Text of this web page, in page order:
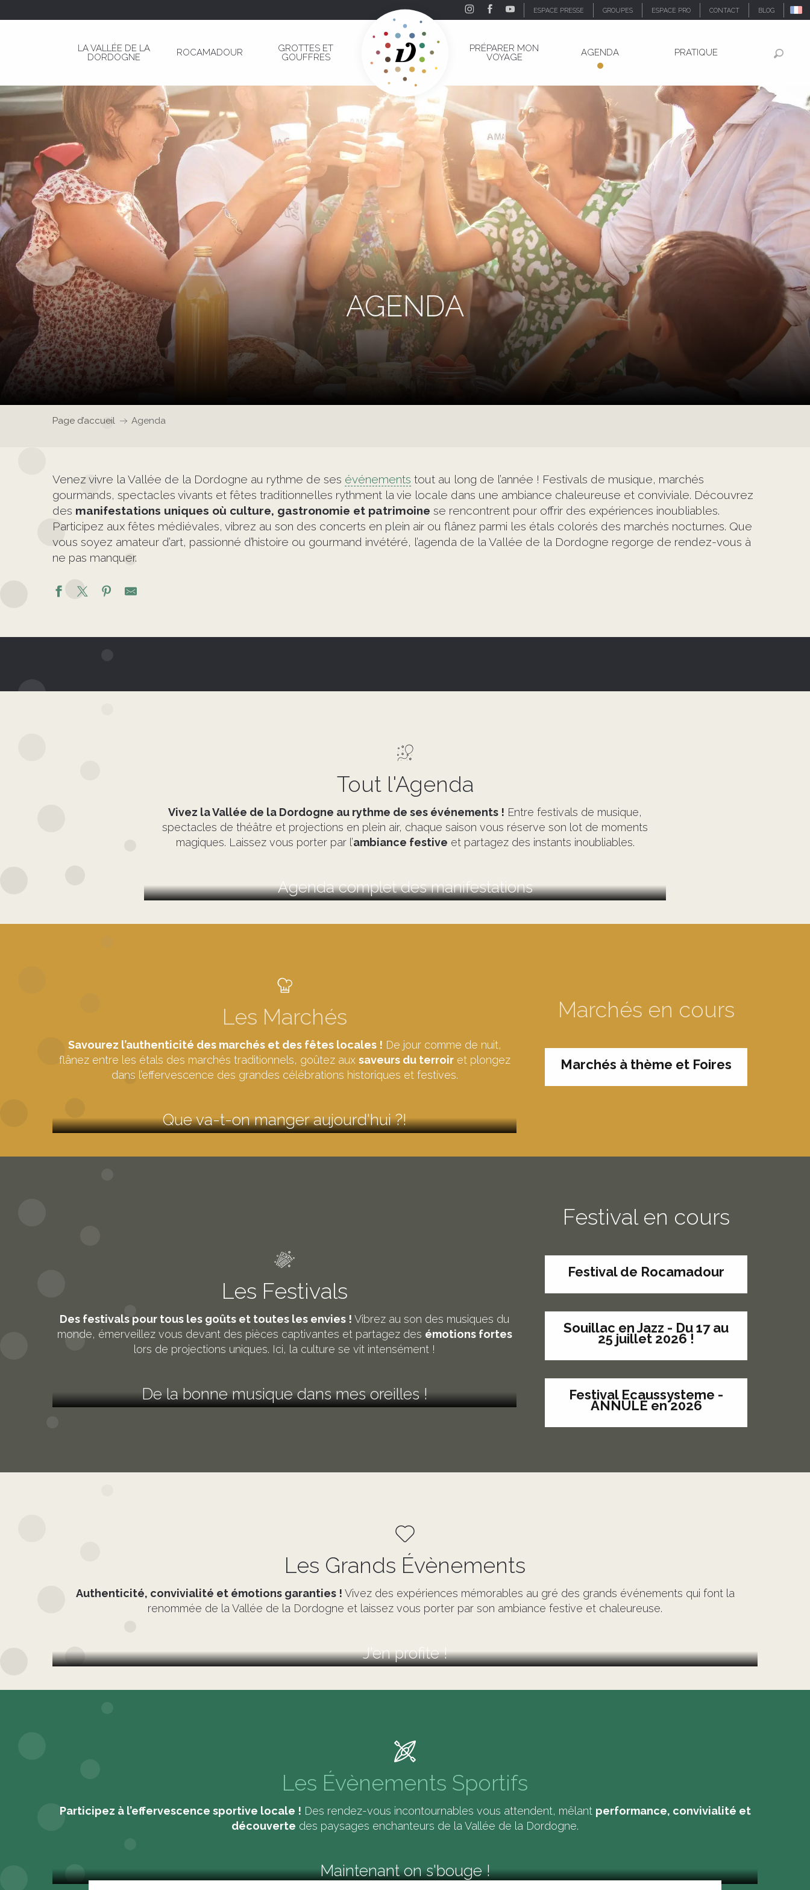
ESPACE PRESSE GROUPES ESPACE PRO CONTACT BLOG
LA VALLÉE DE LA
DORDOGNE
ROCAMADOUR
GROTTES ET
GOUFFRES
PRÉPARER MON
VOYAGE
AGENDA PRATIQUE
AGENDA
Page d’accueil Agenda
Venez vivre la Vallée de la Dordogne au rythme de ses événements tout au long de l’année ! Festivals de musique, marchés
gourmands, spectacles vivants et fêtes traditionnelles rythment la vie locale dans une ambiance chaleureuse et conviviale. Découvrez
des manifestations uniques où culture, gastronomie et patrimoine se rencontrent pour offrir des expériences inoubliables.
Participez aux fêtes médiévales, vibrez au son des concerts en plein air ou flânez parmi les étals colorés des marchés nocturnes. Que
vous soyez amateur d’art, passionné d’histoire ou gourmand invétéré, l’agenda de la Vallée de la Dordogne regorge de rendez-vous à
ne pas manquer.
Tout l'Agenda
Vivez la Vallée de la Dordogne au rythme de ses événements ! Entre festivals de musique,
spectacles de théâtre et projections en plein air, chaque saison vous réserve son lot de moments
magiques. Laissez vous porter par l’ambiance festive et partagez des instants inoubliables.
Agenda complet des manifestations
Les Marchés
Savourez l’authenticité des marchés et des fêtes locales ! De jour comme de nuit,
flânez entre les étals des marchés traditionnels, goûtez aux saveurs du terroiret plongez
dans l’effervescence des grandes célébrations historiques et festives.
Que va-t-on manger aujourd'hui ?!
Marchés en cours
Marchés à thème et Foires
Les Festivals
Des festivals pour tous les goûts et toutes les envies ! Vibrez au son des musiques du
monde, émerveillez vous devant des pièces captivantes et partagez des émotions fortes
lors de projections uniques. Ici, la culture se vit intensément !
De la bonne musique dans mes oreilles !
Festival en cours
Festival de Rocamadour
Souillac en Jazz - Du 17 au
25 juillet 2026 !
Festival Ecaussysteme -
ANNULÉ en 2026
Les Grands Évènements
Authenticité, convivialité et émotions garanties ! Vivez des expériences mémorables au gré des grands événements qui font la
renommée de la Vallée de la Dordogne et laissez vous porter par son ambiance festive et chaleureuse.
J'en profite !
Les Évènements Sportifs
Participez à l’effervescence sportive locale ! Des rendez-vous incontournables vous attendent, mêlant performance, convivialité et
découverte des paysages enchanteurs de la Vallée de la Dordogne.
Maintenant on s'bouge !